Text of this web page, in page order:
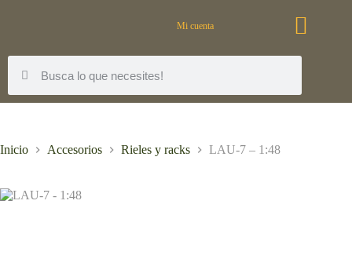
Mi cuenta
Inicio Accesorios Rieles y racks LAU-7 – 1:48